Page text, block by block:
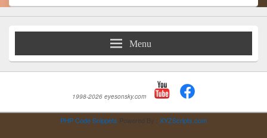
Menu
1998-2026 eyesonsky.com
PHP Code Snippets Powered By : XYZScripts.com